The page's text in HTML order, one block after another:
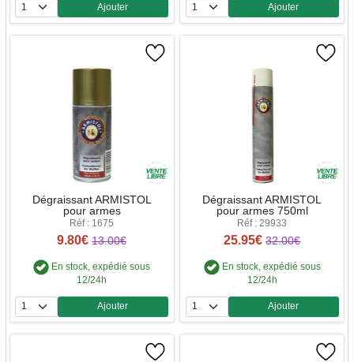
Quantité
Ajouter
Quantité
Ajouter
Dégraissant ARMISTOL
pour armes
Réf : 1675
9.80€ 13.00€
En stock, expédié sous
12/24h
Quantité
Ajouter
Dégraissant ARMISTOL
pour armes 750ml
Réf : 29933
25.95€ 32.00€
En stock, expédié sous
12/24h
Quantité
Ajouter